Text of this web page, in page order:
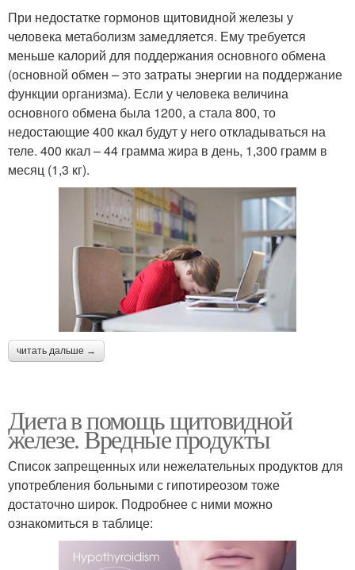
При недостатке гормонов щитовидной железы у
человека метаболизм замедляется. Ему требуется
меньше калорий для поддержания основного обмена
(основной обмен – это затраты энергии на поддержание
функции организма). Если у человека величина
основного обмена была 1200, а стала 800, то
недостающие 400 ккал будут у него откладываться на
теле. 400 ккал – 44 грамма жира в день, 1,300 грамм в
месяц (1,3 кг).
читать дальше →
Диета в помощь щитовидной
железе. Вредные продукты
Список запрещенных или нежелательных продуктов для
употребления больными с гипотиреозом тоже
достаточно широк. Подробнее с ними можно
ознакомиться в таблице: